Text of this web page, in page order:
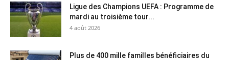
Ligue des Champions UEFA : Programme de
mardi au troisième tour...
4 août 2026
Plus de 400 mille familles bénéficiaires du